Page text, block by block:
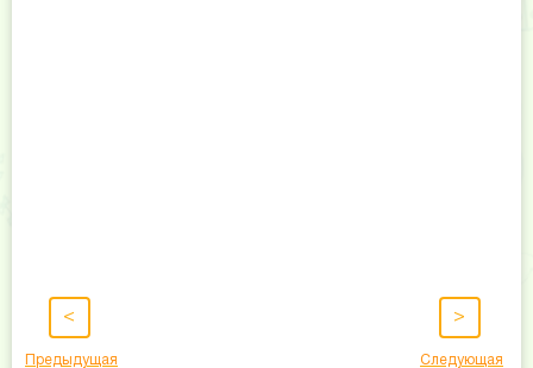
<
Предыдущая
>
Следующая